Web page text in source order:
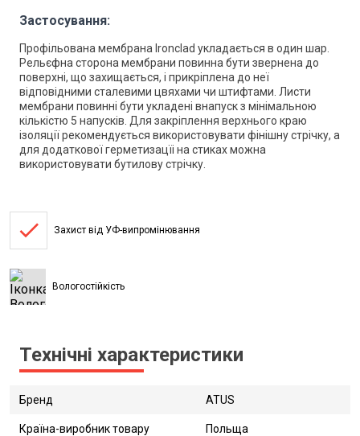
Застосування:
Профільована мембрана Ironclad укладається в один шар.
Рельєфна сторона мембрани повинна бути звернена до
поверхні, що захищається, і прикріплена до неї
відповідними сталевими цвяхами чи штифтами. Листи
мембрани повинні бути укладені внапуск з мінімальною
кількістю 5 напусків. Для закріплення верхнього краю
ізоляції рекомендується використовувати фінішну стрічку, а
для додаткової герметизацїі на стиках можна
використовувати бутилову стрічку.
done Захист від УФ-випромінювання
Вологостійкість
Технічні характеристики
Бренд ATUS
Країна-виробник товару Польща